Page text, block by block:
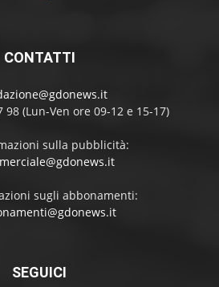
CONTATTI
98 (Lun-Ven ore 09-12 e 15-17)
sulla pubblicità:
sugli abbonamenti:
SEGUICI